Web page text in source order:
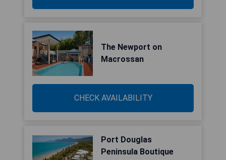
The Newport on
Macrossan
CHECK AVAILABILITY
Port Douglas
Peninsula Boutique